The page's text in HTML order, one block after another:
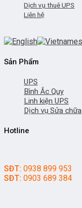
Dịch vụ thuê UPS
Liên hệ
Sản Phẩm
UPS
Bình Ắc Quy
Linh kiện UPS
Dịch vụ Sửa chữa
Hotline
SĐT: 0938 899 953
SĐT: 0903 689 384